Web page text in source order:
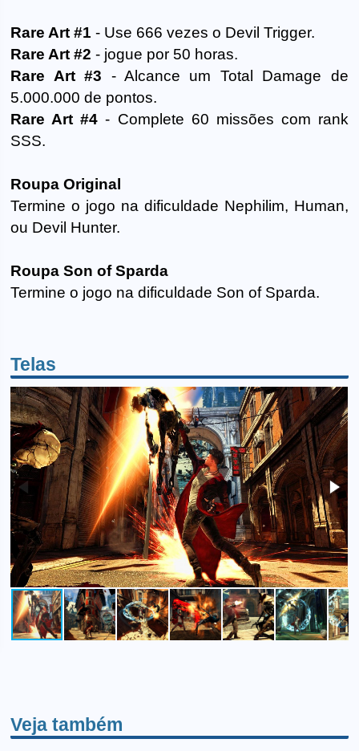
Rare Art #1 - Use 666 vezes o Devil Trigger.
Rare Art #2 - jogue por 50 horas.
Rare Art #3 - Alcance um Total Damage de
5.000.000 de pontos.
Rare Art #4 - Complete 60 missões com rank
SSS.
Roupa Original
Termine o jogo na dificuldade Nephilim, Human,
ou Devil Hunter.
Roupa Son of Sparda
Termine o jogo na dificuldade Son of Sparda.
Telas
Veja também